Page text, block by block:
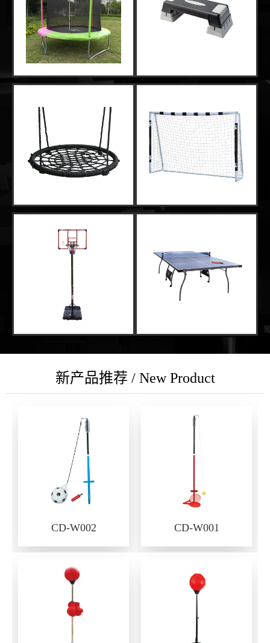
新产品推荐 / New Product
CD-W002 CD-W001